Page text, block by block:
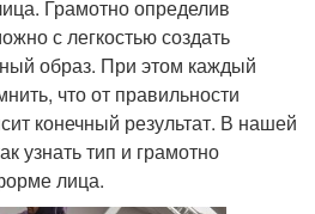
Грамотно определив
с легкостью создать
образ. При этом каждый
что от правильности
конечный результат. В нашей
узнать тип и грамотно
лица.